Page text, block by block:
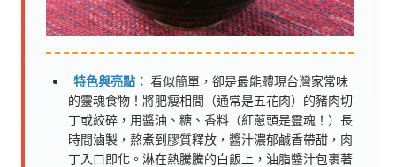
特色與亮點： 看似簡單，卻是最能體現台灣家常味
的靈魂食物！將肥瘦相間（通常是五花肉）的豬肉切
丁或絞碎，用醬油、糖、香料（紅蔥頭是靈魂！）長
時間滷製，熬煮到膠質釋放，醬汁濃郁鹹香帶甜，肉
丁入口即化。淋在熱騰騰的白飯上，油脂醬汁包裹著